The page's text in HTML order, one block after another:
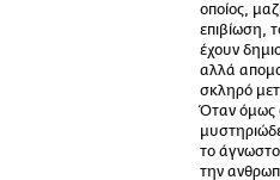
οποίος,
επιβίωση,
έχουν
αλλά
σκληρό
Όταν όμως
το
την